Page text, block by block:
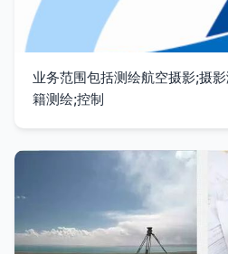
业务范围包括测绘航空摄影;摄
籍测绘;控制